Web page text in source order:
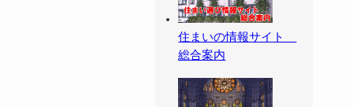
住まいの情報サイト
総合案内